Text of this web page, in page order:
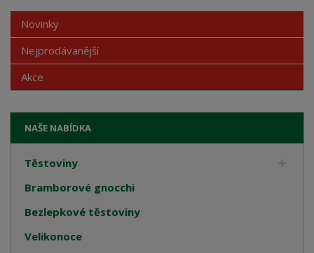
NAŠE NABÍDKA
Těstoviny
Bramborové gnocchi
Bezlepkové těstoviny
Velikonoce
Novinky
Nejprodávanější
Akce